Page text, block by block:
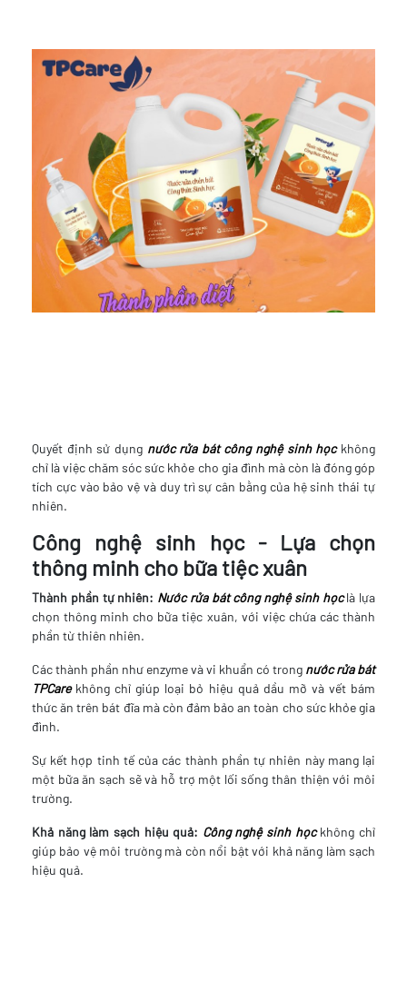
Quyết định sử dụng nước rửa bát công nghệ sinh họckhông
chỉ là việc chăm sóc sức khỏe cho gia đình mà còn là đóng góp
tích cực vào bảo vệ và duy trì sự cân bằng của hệ sinh thái tự
nhiên.
Công nghệ sinh học - Lựa chọn
thông minh cho bữa tiệc xuân
Thành phần tự nhiên: Nước rửa bát công nghệ sinh học là lựa
chọn thông minh cho bữa tiệc xuân, với việc chứa các thành
phần từ thiên nhiên.
Các thành phần như enzyme và vi khuẩn có trong nước rửa bát
TPCarekhông chỉ giúp loại bỏ hiệu quả dầu mỡ và vết bám
thức ăn trên bát đĩa mà còn đảm bảo an toàn cho sức khỏe gia
đình.
Sự kết hợp tinh tế của các thành phần tự nhiên này mang lại
một bữa ăn sạch sẽ và hỗ trợ một lối sống thân thiện với môi
trường.
Khả năng làm sạch hiệu quả: Công nghệ sinh họckhông chỉ
giúp bảo vệ môi trường mà còn nổi bật với khả năng làm sạch
hiệu quả.